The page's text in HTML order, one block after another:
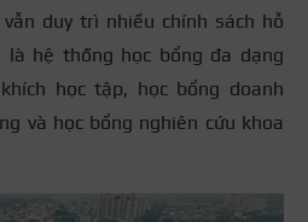
duy trì nhiều chính sách hỗ
hệ thống học bổng đa dạng
học tập, học bổng doanh
và học bổng nghiên cứu khoa